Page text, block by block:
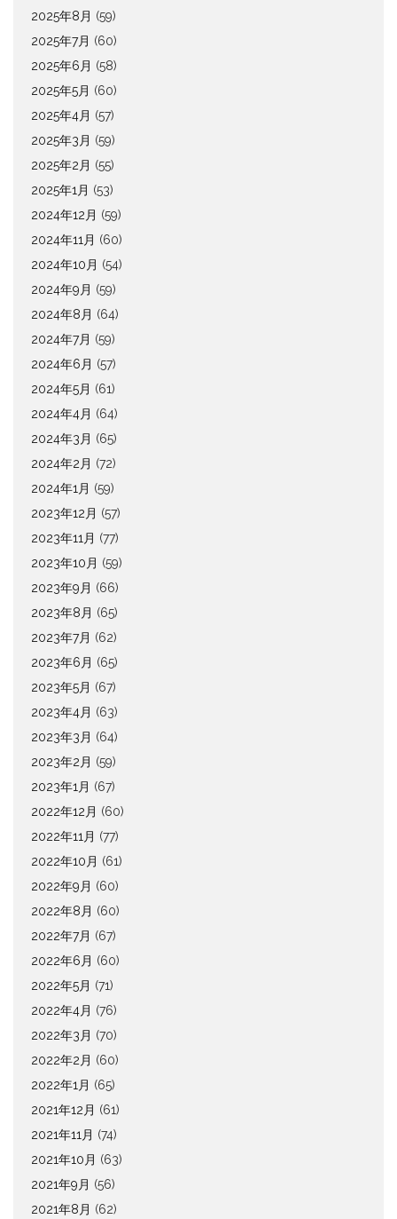
2025年8月 (59)
2025年7月 (60)
2025年6月 (58)
2025年5月 (60)
2025年4月 (57)
2025年3月 (59)
2025年2月 (55)
2025年1月 (53)
2024年12月 (59)
2024年11月 (60)
2024年10月 (54)
2024年9月 (59)
2024年8月 (64)
2024年7月 (59)
2024年6月 (57)
2024年5月 (61)
2024年4月 (64)
2024年3月 (65)
2024年2月 (72)
2024年1月 (59)
2023年12月 (57)
2023年11月 (77)
2023年10月 (59)
2023年9月 (66)
2023年8月 (65)
2023年7月 (62)
2023年6月 (65)
2023年5月 (67)
2023年4月 (63)
2023年3月 (64)
2023年2月 (59)
2023年1月 (67)
2022年12月 (60)
2022年11月 (77)
2022年10月 (61)
2022年9月 (60)
2022年8月 (60)
2022年7月 (67)
2022年6月 (60)
2022年5月 (71)
2022年4月 (76)
2022年3月 (70)
2022年2月 (60)
2022年1月 (65)
2021年12月 (61)
2021年11月 (74)
2021年10月 (63)
2021年9月 (56)
2021年8月 (62)